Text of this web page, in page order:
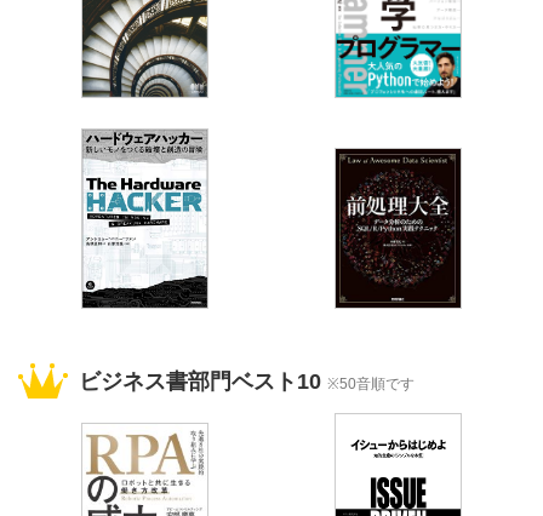
ビジネス書部門ベスト10 ※50音順です